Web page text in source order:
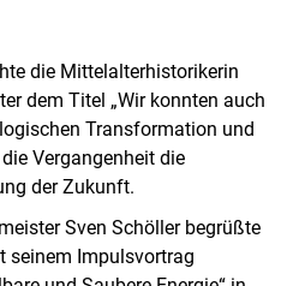
die Mittelalterhistorikerin
dem Titel „Wir konnten auch
Transformation und
Vergangenheit die
der Zukunft.
Sven Schöller begrüßte
seinem Impulsvortrag